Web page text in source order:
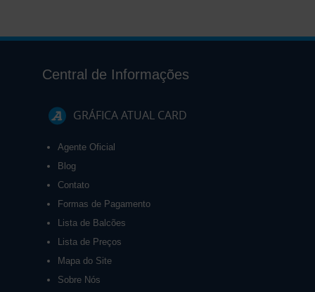
Central de Informações
GRÁFICA ATUAL CARD
Agente Oficial
Blog
Contato
Formas de Pagamento
Lista de Balcões
Lista de Preços
Mapa do Site
Sobre Nós